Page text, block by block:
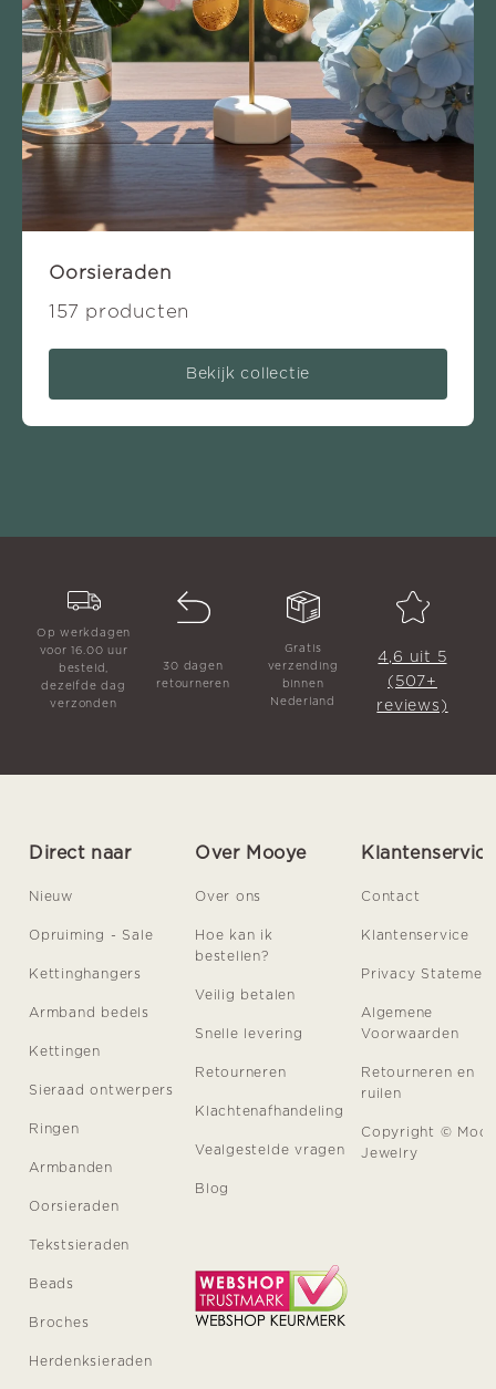
Oorsieraden
157 producten
Bekijk collectie
Op werkdagen
voor 16.00 uur
besteld,
dezelfde dag
verzonden
30 dagen
retourneren
Gratis
verzending
binnen
Nederland
4,6 uit 5
(507+
reviews)
Direct naar
Nieuw
Opruiming - Sale
Kettinghangers
Armband bedels
Kettingen
Sieraad ontwerpers
Ringen
Armbanden
Oorsieraden
Tekstsieraden
Beads
Broches
Herdenksieraden
Over Mooye
Over ons
Hoe kan ik
bestellen?
Veilig betalen
Snelle levering
Retourneren
Klachtenafhandeling
Vealgestelde vragen
Blog
Klantenservice
Contact
Klantenservice
Privacy
Algemene
Voorwaarden
Retourneren en
ruilen
Copyright ©
Jewelry